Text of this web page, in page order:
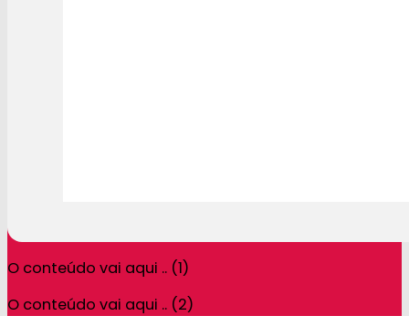
O conteúdo vai aqui .. (1)
O conteúdo vai aqui .. (2)